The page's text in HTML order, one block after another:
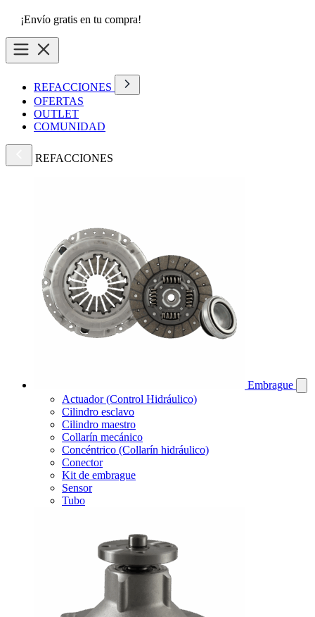
¡Envío gratis en tu compra!
REFACCIONES
OFERTAS
OUTLET
COMUNIDAD
REFACCIONES
Embrague
Actuador (Control Hidráulico)
Cilindro esclavo
Cilindro maestro
Collarín mecánico
Concéntrico (Collarín hidráulico)
Conector
Kit de embrague
Sensor
Tubo